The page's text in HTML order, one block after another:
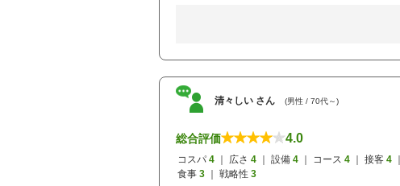
清々しい さん (男性 / 70代～)
総合評価 4.0
コスパ 4 ｜ 広さ 4 ｜ 設備 4 ｜ コース 4 ｜ 接客 4
食事 3 ｜ 戦略性 3